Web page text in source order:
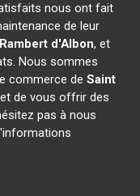
nous ont fait
de leur
d'Albon, et
Nous sommes
commerce deSaint
de vous offrir des
pas à nous